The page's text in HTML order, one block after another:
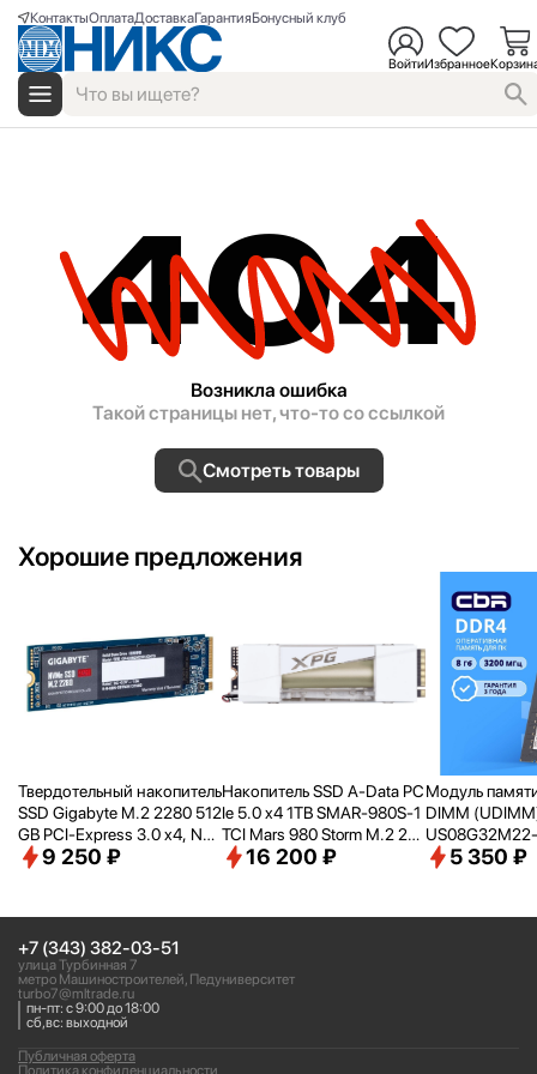
КонтактыОплатаДоставкаГарантияБонусный клуб
ВойтиИзбранное
404
Возникла ошибка
Такой страницы нет, что-то со ссылкой
Смотреть товары
Хорошие предложения
Твердотельный накопитель
SSD Gigabyte M.2 2280 512
GB PCI-Express 3.0 x4, NV
Me 1.3 (G3NVME512G)
9 250 ₽
Накопитель SSD A-Data PC
Ie 5.0 x4 1TB SMAR-980S-1
TCI Mars 980 Storm M.2 22
80 16 200 ₽
Модуль
DIMM
00, 3200MHz,
5 350 ₽
+7 (343) 382-03-51
улица Турбинная 7
метро Машиностроителей, Педуниверситет
turbo7@mltrade.ru
пн-пт: с 9:00 до 18:00
сб,вс: выходной
Политика конфиденциальности
Публичная оферта